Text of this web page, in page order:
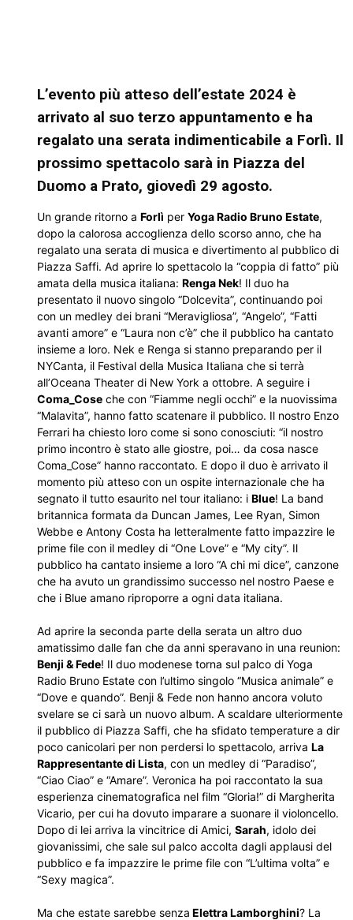
L’evento più atteso dell’estate 2024 è
arrivato al suo terzo appuntamento e ha
regalato una serata indimenticabile a Forlì. Il
prossimo spettacolo sarà in Piazza del
Duomo a Prato, giovedì 29 agosto.
Un grande ritorno a Forlì per Yoga Radio Bruno Estate,
dopo la calorosa accoglienza dello scorso anno, che ha
regalato una serata di musica e divertimento al pubblico di
Piazza Saffi. Ad aprire lo spettacolo la “coppia di fatto” più
amata della musica italiana: Renga Nek! Il duo ha
presentato il nuovo singolo “Dolcevita”, continuando poi
con un medley dei brani “Meravigliosa”, “Angelo”, “Fatti
avanti amore” e “Laura non c’è” che il pubblico ha cantato
insieme a loro. Nek e Renga si stanno preparando per il
NYCanta, il Festival della Musica Italiana che si terrà
all’Oceana Theater di New York a ottobre. A seguire i
Coma_Cose che con “Fiamme negli occhi” e la nuovissima
“Malavita”, hanno fatto scatenare il pubblico. Il nostro Enzo
Ferrari ha chiesto loro come si sono conosciuti: “il nostro
primo incontro è stato alle giostre, poi… da cosa nasce
Coma_Cose” hanno raccontato. E dopo il duo è arrivato il
momento più atteso con un ospite internazionale che ha
segnato il tutto esaurito nel tour italiano: i Blue! La band
britannica formata da Duncan James, Lee Ryan, Simon
Webbe e Antony Costa ha letteralmente fatto impazzire le
prime file con il medley di “One Love” e “My city”. Il
pubblico ha cantato insieme a loro “A chi mi dice”, canzone
che ha avuto un grandissimo successo nel nostro Paese e
che i Blue amano riproporre a ogni data italiana.
Ad aprire la seconda parte della serata un altro duo
amatissimo dalle fan che da anni speravano in una reunion:
Benji & Fede! Il duo modenese torna sul palco di Yoga
Radio Bruno Estate con l’ultimo singolo “Musica animale” e
“Dove e quando”. Benji & Fede non hanno ancora voluto
svelare se ci sarà un nuovo album. A scaldare ulteriormente
il pubblico di Piazza Saffi, che ha sfidato temperature a dir
poco canicolari per non perdersi lo spettacolo, arriva La
Rappresentante di Lista, con un medley di “Paradiso”,
“Ciao Ciao” e “Amare”. Veronica ha poi raccontato la sua
esperienza cinematografica nel film “Gloria!” di Margherita
Vicario, per cui ha dovuto imparare a suonare il violoncello.
Dopo di lei arriva la vincitrice di Amici, Sarah, idolo dei
giovanissimi, che sale sul palco accolta dagli applausi del
pubblico e fa impazzire le prime file con “L’ultima volta” e
“Sexy magica”.
Ma che estate sarebbe senza Elettra Lamborghini? La